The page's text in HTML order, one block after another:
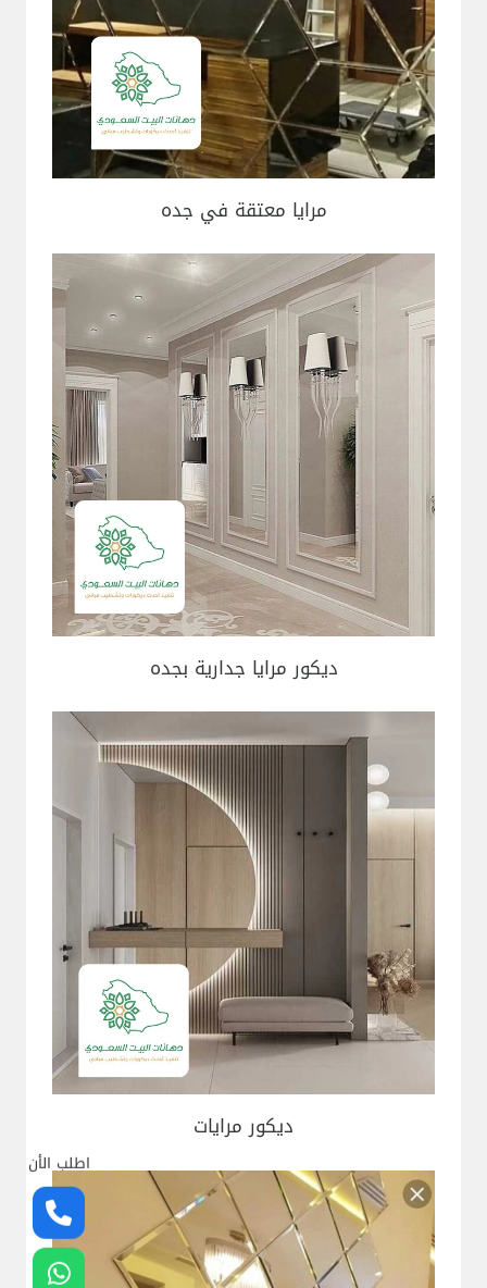
مرايا معتقة في جده
ديكور مرايا جدارية بجده
ديكور مرايات
اطلب الأن